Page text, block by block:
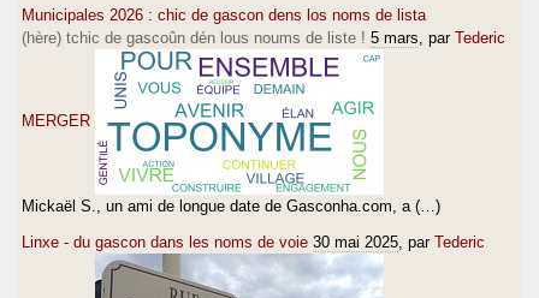
Municipales 2026 : chic de gascon dens los noms de lista
(hère) tchic de gascoûn dén lous noums de liste ! 5 mars , par Tederic
MERGER
Mickaël S., un ami de longue date de Gasconha.com, a (…)
Linxe - du gascon dans les noms de voie 30 mai 2025 , par Tederic